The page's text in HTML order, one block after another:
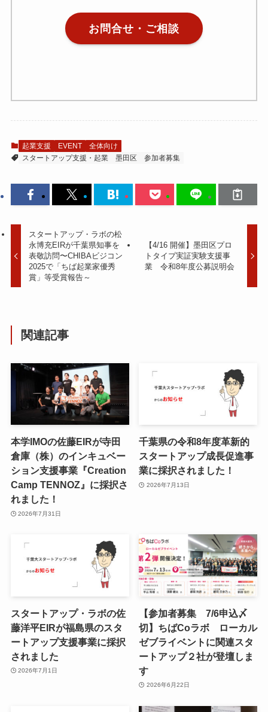
お問合せ・ご相談
起業支援 EVENT
全体向け
スタートアップ支援・起業
墨田区 参加者募集
スタートアップ・ラボの松
永博充EIRが千葉県知事を
表敬訪問〜CHIBAビジコン
2025で「ちば起業家優秀
賞」等受賞報告～
【4/16 開催】墨田区プロ
トタイプ実証実験支援事
業 令和8年度公募説明会
関連記事
本学IMOの佐藤EIRが寺田
倉庫（株）のインキュベー
ション支援事業『Creation
Camp TENNOZ』に採択さ
れました！
2026年7月31日
千葉県の令和8年度⾰新的
スタートアップ成⻑促進事
業に採択されました！
2026年7月13日
スタートアップ・ラボの佐
藤洋平EIRが福島県のスタ
ートアップ支援事業に採択
されました
2026年7月1日
【参加者募集 7/6申込〆
切】ちばCoラボ ローカル
ゼブライベントに関連スタ
ートアップ２社が登壇しま
す
2026年6月22日